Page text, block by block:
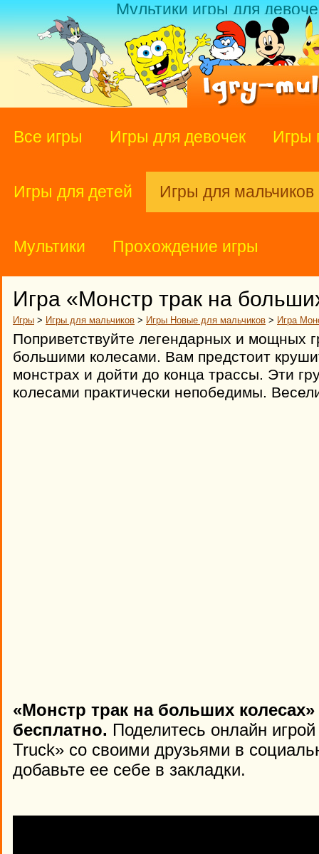
Мультики игры для
Все игры Игры для девочек Игры
Игры для детей Игры для мальчиков
Мультики Прохождение игры
Игра «Монстр трак на
Игры > Игры для мальчиков > Игры Новые для мальчиков > Игра
Поприветствуйте легендарных и мощных
большими колесами. Вам предстоит
монстрах и дойти до конца трассы. Эти
колесами практически непобедимы.
«Монстр трак на больших
бесплатно. Поделитесь онлайн
Truck» со своими друзьями в
добавьте ее себе в закладки.